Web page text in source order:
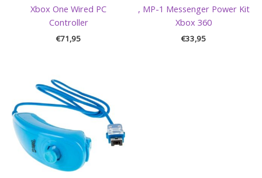
Xbox One Wired PC
Controller
€71,95
, MP-1 Messenger Power Kit
Xbox 360
€33,95